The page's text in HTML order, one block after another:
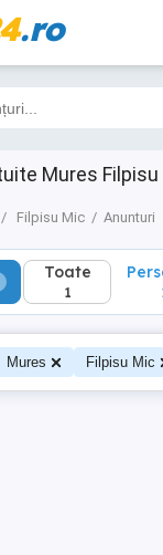
.ro
Mures Filpisu
Filpisu Mic Anunturi
Toate
1
Toate
1
Mures Filpisu Mic